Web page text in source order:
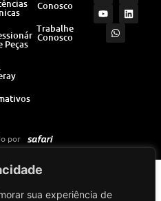
sua experiência de
Peças
Conosco
Trabalhe
Conosco
s
t
a
c
e
u
t
u
n
k
a
s
a
por